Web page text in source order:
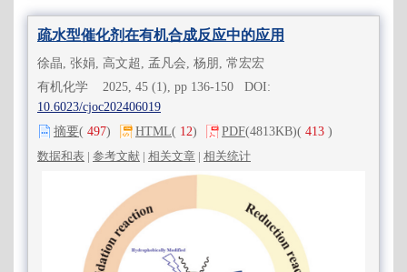
疏水型催化剂在有机合成反应中的应用
徐晶, 张娟, 高文超, 孟凡会, 杨朋, 常宏宏
有机化学 2025, 45 (1), pp 136-150 DOI:
10.6023/cjoc202406019
摘要( 497) HTML( 12) PDF(4813KB)( 413 )
数据和表 | 参考文献 | 相关文章 | 相关统计